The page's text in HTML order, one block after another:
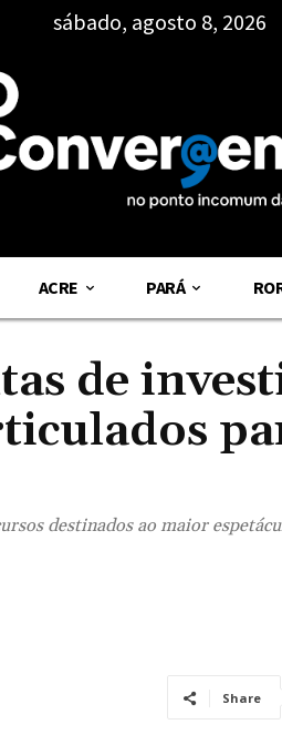
sábado, agosto 8, 2026
ACRE PARÁ
de
destinados ao maior
Share